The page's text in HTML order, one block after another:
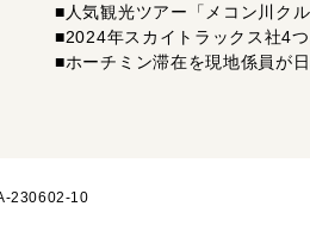
■人気観光ツアー「メコン川ク
■2024年スカイトラックス社4
■ホーチミン滞在を現地係員が
230602-10